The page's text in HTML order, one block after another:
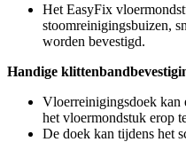
Het EasyFix
stoomreinigingsbuizen,
worden bevestigd.
Handige
Vloerreinigingsdoek kan
het vloermondstuk erop
De doek kan tijdens het